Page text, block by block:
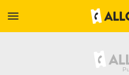
menu